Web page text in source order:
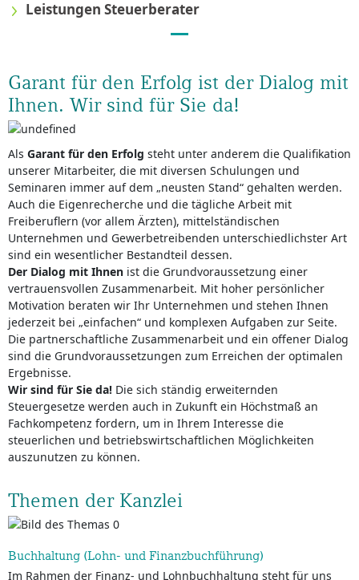
Leistungen Steuerberater
Garant für den Erfolg ist der Dialog mit
Ihnen. Wir sind für Sie da!
Als Garant für den Erfolg steht unter anderem die Qualifikation
unserer Mitarbeiter, die mit diversen Schulungen und
Seminaren immer auf dem „neusten Stand“ gehalten werden.
Auch die Eigenrecherche und die tägliche Arbeit mit
Freiberuflern (vor allem Ärzten), mittelständischen
Unternehmen und Gewerbetreibenden unterschiedlichster Art
sind ein wesentlicher Bestandteil dessen.
Der Dialog mit Ihnen ist die Grundvoraussetzung einer
vertrauensvollen Zusammenarbeit. Mit hoher persönlicher
Motivation beraten wir Ihr Unternehmen und stehen Ihnen
jederzeit bei „einfachen“ und komplexen Aufgaben zur Seite.
Die partnerschaftliche Zusammenarbeit und ein offener Dialog
sind die Grundvoraussetzungen zum Erreichen der optimalen
Ergebnisse.
Wir sind für Sie da! Die sich ständig erweiternden
Steuergesetze werden auch in Zukunft ein Höchstmaß an
Fachkompetenz fordern, um in Ihrem Interesse die
steuerlichen und betriebswirtschaftlichen Möglichkeiten
auszunutzen zu können.
Themen der Kanzlei
Buchhaltung (Lohn- und Finanzbuchführung)
Im Rahmen der Finanz- und Lohnbuchhaltung steht für uns